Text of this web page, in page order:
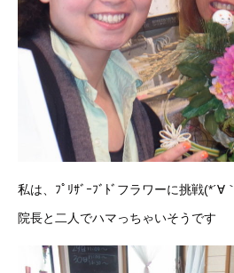
私は、ﾌﾟﾘｻﾞｰﾌﾞﾄﾞフラワーに挑戦(*´∀
院長と二人でハマっちゃいそうです